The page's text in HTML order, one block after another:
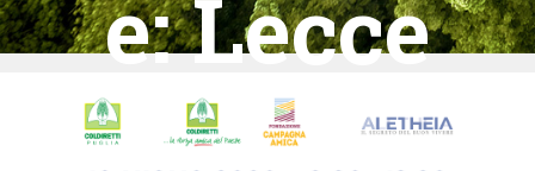
e:Lecce